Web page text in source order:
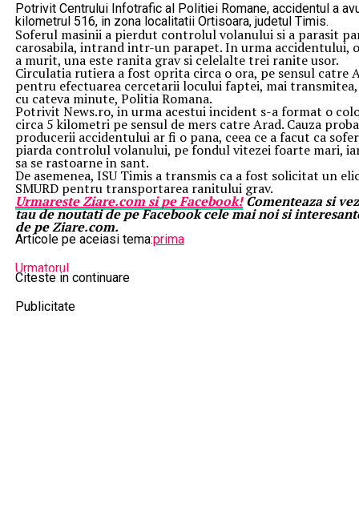
Potrivit Centrului Infotrafic al Politiei Romane, accidentul a
kilometrul 516, in zona localitatii Ortisoara, judetul Timis.
Soferul masinii a pierdut controlul volanului si a parasit
carosabila, intrand intr-un parapet. In urma accidentului,
a murit, una este ranita grav si celelalte trei ranite usor.
Circulatia rutiera a fost oprita circa o ora, pe sensul catre
pentru efectuarea cercetarii locului faptei, mai
cu cateva minute, Politia Romana.
Potrivit News.ro, in urma acestui incident s-a format o
circa 5 kilometri pe sensul de mers catre Arad. Cauza
producerii accidentului ar fi o pana, ceea ce a facut ca
piarda controlul volanului, pe fondul vitezei foarte mari,
sa se rastoarne in sant.
De asemenea, ISU Timis a transmis ca a fost solicitat un
SMURD pentru transportarea ranitului grav.
UrmaresteZiare.comsi pe Facebook!Comenteaza si
tau de noutati de pe Facebook cele mai noi si
de pe Ziare.com.
Articole pe aceiasi tema:prima
Urmatorul
Trupa lui Laurentiu Reghecampf a pierdut orice sansa la titlu
Citeste in continuare
Publicitate